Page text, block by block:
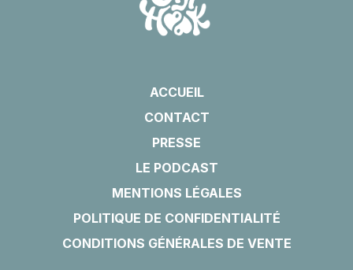
ACCUEIL
CONTACT
PRESSE
LE PODCAST
MENTIONS LÉGALES
POLITIQUE DE CONFIDENTIALITÉ
CONDITIONS GÉNÉRALES DE VENTE